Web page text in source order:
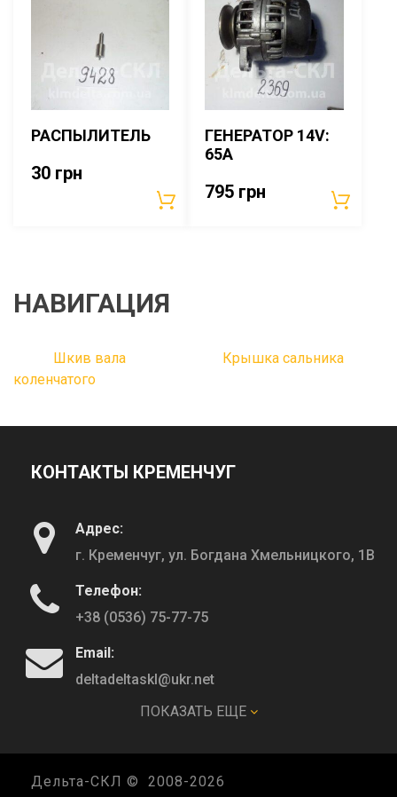
РАСПЫЛИТЕЛЬ
30 грн
ГЕНЕРАТОР 14V:
65A
795 грн
НАВИГАЦИЯ
Шкив вала
коленчатого
Крышка сальника
КОНТАКТЫ КРЕМЕНЧУГ
Адрес:
г. Кременчуг, ул. Богдана Хмельницкого, 1В
Телефон:
+38 (0536) 75-77-75
Email:
deltadeltaskl@ukr.net
Адрес:
ПОКАЗАТЬ ЕЩЕ
Дельта-СКЛ © 2008-2026